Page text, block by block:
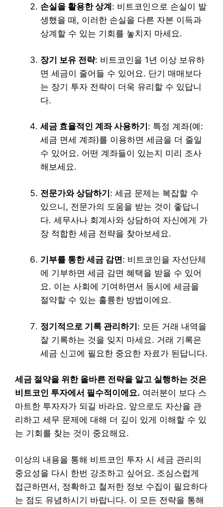
손실을 활용한 상계 : 비트코인으로 손실이 발
생했을 때, 이러한 손실을 다른 자본 이득과
상계할 수 있는 기회를 놓치지 마세요.
장기 보유 전략: 비트코인을 1년 이상 보유하
면 세금이 줄어들 수 있어요. 단기 매매보다
는 장기 투자 전략이 더욱 유리할 수 있답니
다.
세금 효율적인 계좌 사용하기 : 특정 계좌(예:
세금 면세 계좌)를 이용하면 세금을 더 줄일
수 있어요. 어떤 계좌들이 있는지 미리 조사
해보세요.
전문가와 상담하기: 세금 문제는 복잡할 수
있으니, 전문가의 도움을 받는 것이 좋답니
다. 세무사나 회계사와 상담하여 자신에게 가
장 적합한 세금 전략을 찾아보세요.
기부를 통한 세금 감면: 비트코인을 자선단체
에 기부하면 세금 감면 혜택을 받을 수 있어
요. 이는 사회에 기여하면서 동시에 세금을
절약할 수 있는 훌륭한 방법이에요.
정기적으로 기록 관리하기: 모든 거래 내역을
잘 기록하는 것을 잊지 마세요. 거래 기록은
세금 신고에 필요한 중요한 자료가 된답니다.
세금 절약을 위한 올바른 전략을 알고 실행하는 것은
비트코인 투자에서 필수적이에요. 여러분이 보다 스
마트한 투자자가 되길 바라요. 앞으로도 자산을 관
리하고 세무 문제에 대해 더 깊이 있게 이해할 수 있
는 기회를 찾는 것이 중요해요.
이상의 내용을 통해 비트코인 투자 시 세금 관리의
중요성을 다시 한번 강조하고 싶어요. 조심스럽게
접근하면서, 정확하고 철저한 정보 수집이 필요하다
는 점도 유념하시기 바랍니다. 이 모든 전략을 통해